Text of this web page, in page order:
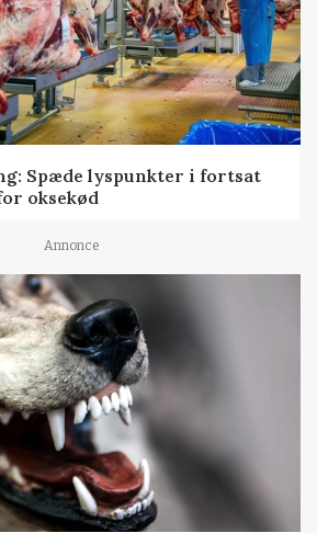
Spæde lyspunkter i fortsat
oksekød
Annonce